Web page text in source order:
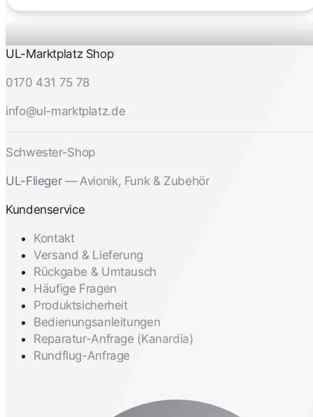
UL-Marktplatz Shop
0170 431 75 78
info@ul-marktplatz.de
Schwester-Shop
UL-Flieger — Avionik, Funk & Zubehör
Kundenservice
Kontakt
Versand & Lieferung
Rückgabe & Umtausch
Häufige Fragen
Produktsicherheit
Bedienungsanleitungen
Reparatur-Anfrage (Kanardia)
Rundflug-Anfrage